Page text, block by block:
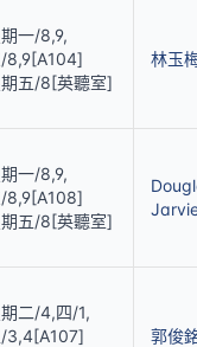
一/8,9,
8,9[A104]
五/8[英聽室]
林玉
一/8,9,
8,9[A108]
五/8[英聽室]
二/4,四/1,
3,4[A107]
郭俊